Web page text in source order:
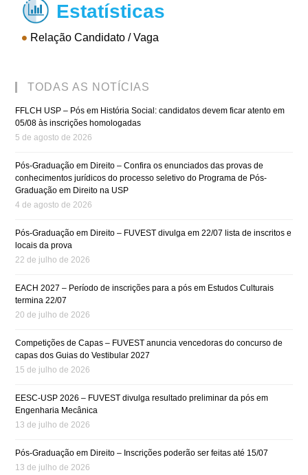
 Estatísticas
Relação Candidato / Vaga
TODAS AS NOTÍCIAS
FFLCH USP – Pós em História Social: candidatos devem ficar atento em
05/08 às inscrições homologadas
5 de agosto de 2026
Pós-Graduação em Direito – Confira os enunciados das provas de
conhecimentos jurídicos do processo seletivo do Programa de Pós-
Graduação em Direito na USP
4 de agosto de 2026
Pós-Graduação em Direito – FUVEST divulga em 22/07 lista de inscritos e
locais da prova
22 de julho de 2026
EACH 2027 – Período de inscrições para a pós em Estudos Culturais
termina 22/07
20 de julho de 2026
Competições de Capas – FUVEST anuncia vencedoras do concurso de
capas dos Guias do Vestibular 2027
15 de julho de 2026
EESC-USP 2026 – FUVEST divulga resultado preliminar da pós em
Engenharia Mecânica
13 de julho de 2026
Pós-Graduação em Direito – Inscrições poderão ser feitas até 15/07
13 de julho de 2026